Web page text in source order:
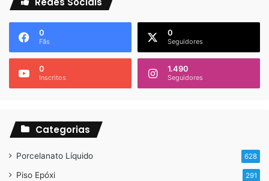
0
Fãs
0
Seguidores
0
Inscritos
1.490
Seguidores
Categorias
Porcelanato Líquido 628
Piso Epóxi 291